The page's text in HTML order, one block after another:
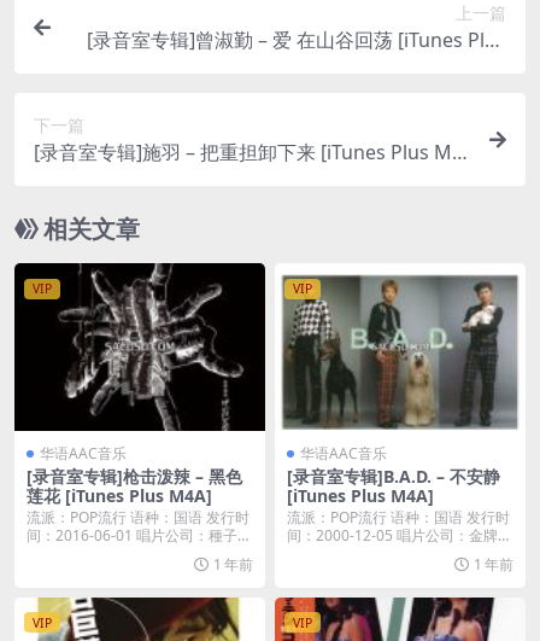
上一篇
[录音室专辑]曾淑勤 – 爱 在山谷回荡 [iTunes Plus
下一篇
[录音室专辑]施羽 – 把重担卸下来 [iTunes Plus M4
相关文章
VIP
华语AAC音乐
[录音室专辑]枪击泼辣 – 黑色
莲花 [iTunes Plus M4A]
流派：POP流行 语种：国语 发行时
间：2016-06-01 唱片公司：種子音
1 年前
VIP
华语AAC音乐
[录音室专辑]B.A.D. – 不安静
[iTunes Plus M4A]
流派：POP流行 语种：国语 发行时
间：2000-12-05 唱片公司：金牌大
1 年前
VIP VIP